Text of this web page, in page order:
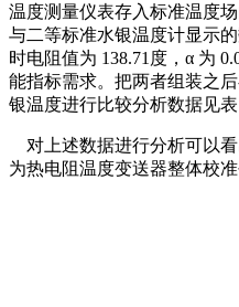
温度测量仪表存入标准温度
与二等标准水银温度计显示
时电阻值为 138.71度，α 为
能指标需求。把两者组装之
银温度进行比较分析数据见表
对上述数据进行分析可以看
为热电阻温度变送器整体校